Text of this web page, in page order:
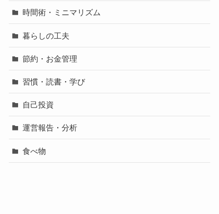
時間術・ミニマリズム
暮らしの工夫
節約・お金管理
習慣・読書・学び
自己投資
運営報告・分析
食べ物